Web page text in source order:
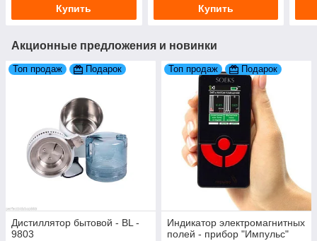
Купить Купить
Акционные предложения и новинки
Топ продаж Подарок
Дистиллятор бытовой - BL -
9803
Топ продаж Подарок
Индикатор электромагнитных
полей - прибор "Импульс"